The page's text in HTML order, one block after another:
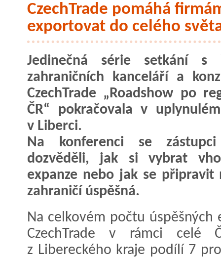
CzechTrade pomáhá
exportovat do celého
Jedinečná série setkání s
zahraničních kanceláří a
CzechTrade „Roadshow po
ČR“ pokračovala v
v Liberci.
Na konferenci se
dozvěděli, jak si vybrat
expanze nebo jak se
zahraničí úspěšná.
Na celkovém počtu
CzechTrade v rámci celé
z Libereckého kraje podílí 7